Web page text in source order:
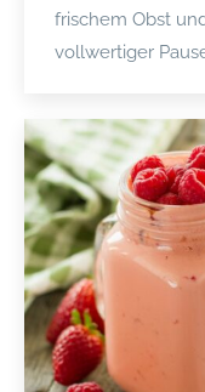
frischem Obst
vollwertiger